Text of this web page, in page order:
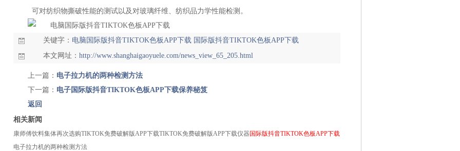
可对纺织物撕破性能的测试以及对玻璃纤维、纺织品力学性能检测。
关键字： 电脑国际版抖音TIKTOK色板APP下载 国际版抖音TIKTOK色板APP下载
本文网址： http://www.shanghaigaoyuele.com/news_view_65_205.html
上一篇： 电子拉力机的两种检测方法
下一篇： 电子国际版抖音TIKTOK色板APP下载保养秘笈
返回
相关新闻
康师傅饮料集体再次选购TIKTOK免费破解版APP下载TIKTOK免费破解版APP下载仪器 国际版抖音TIKTOK色板APP下载
电子拉力机的两种检测方法